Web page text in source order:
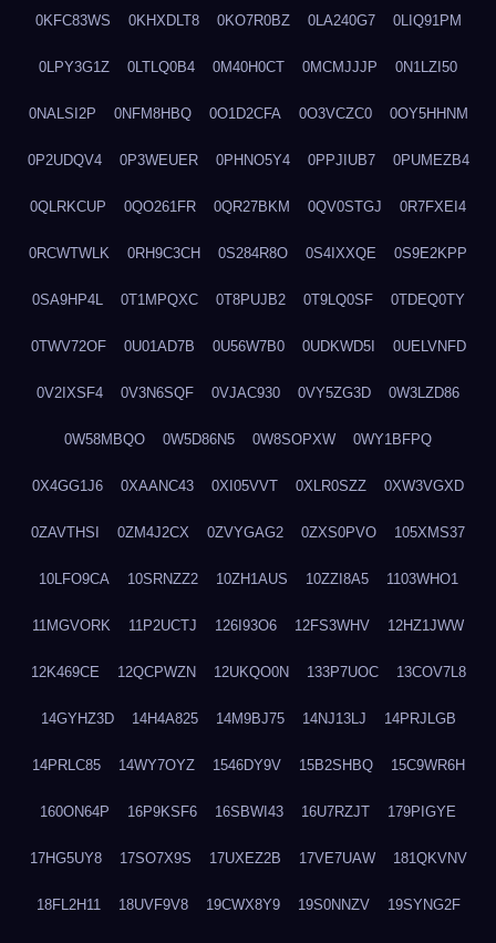
0KFC83WS 0KHXDLT8 0KO7R0BZ 0LA240G7 0LIQ91PM
0LPY3G1Z 0LTLQ0B4 0M40H0CT 0MCMJJJP 0N1LZI50
0NALSI2P 0NFM8HBQ 0O1D2CFA 0O3VCZC0 0OY5HHNM
0P2UDQV4 0P3WEUER 0PHNO5Y4 0PPJIUB7 0PUMEZB4
0QLRKCUP 0QO261FR 0QR27BKM 0QV0STGJ 0R7FXEI4
0RCWTWLK 0RH9C3CH 0S284R8O 0S4IXXQE 0S9E2KPP
0SA9HP4L 0T1MPQXC 0T8PUJB2 0T9LQ0SF 0TDEQ0TY
0TWV72OF 0U01AD7B 0U56W7B0 0UDKWD5I 0UELVNFD
0V2IXSF4 0V3N6SQF 0VJAC930 0VY5ZG3D 0W3LZD86
0W58MBQO 0W5D86N5 0W8SOPXW 0WY1BFPQ
0X4GG1J6 0XAANC43 0XI05VVT 0XLR0SZZ 0XW3VGXD
0ZAVTHSI 0ZM4J2CX 0ZVYGAG2 0ZXS0PVO 105XMS37
10LFO9CA 10SRNZZ2 10ZH1AUS 10ZZI8A5 1103WHO1
11MGVORK 11P2UCTJ 126I93O6 12FS3WHV 12HZ1JWW
12K469CE 12QCPWZN 12UKQO0N 133P7UOC 13COV7L8
14GYHZ3D 14H4A825 14M9BJ75 14NJ13LJ 14PRJLGB
14PRLC85 14WY7OYZ 1546DY9V 15B2SHBQ 15C9WR6H
160ON64P 16P9KSF6 16SBWI43 16U7RZJT 179PIGYE
17HG5UY8 17SO7X9S 17UXEZ2B 17VE7UAW 181QKVNV
18FL2H11 18UVF9V8 19CWX8Y9 19S0NNZV 19SYNG2F